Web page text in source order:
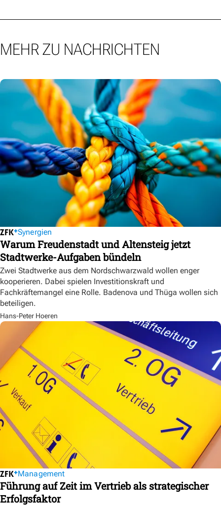
MEHR ZU NACHRICHTEN
Synergien
Warum Freudenstadt und Altensteig jetzt
Stadtwerke-Aufgaben bündeln
Zwei Stadtwerke aus dem Nordschwarzwald wollen enger
kooperieren. Dabei spielen Investitionskraft und
Fachkräftemangel eine Rolle. Badenova und Thüga wollen sich
beteiligen.
Hans-Peter Hoeren
Management
Führung auf Zeit im Vertrieb als strategischer
Erfolgsfaktor